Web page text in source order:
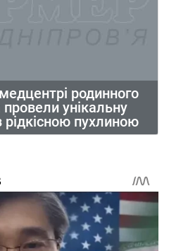
родинного
унікальну
рідкісною пухлиною